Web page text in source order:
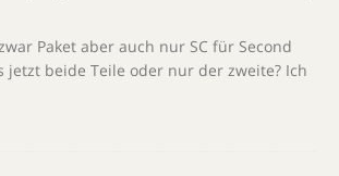
Paket aber auch nur SC für Second
jetzt beide Teile oder nur der zweite? Ich